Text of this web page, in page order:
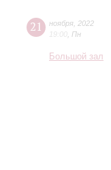
21 ноября 2022
19:00 Пн
Большой зал